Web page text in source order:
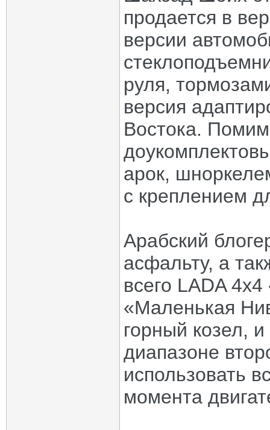
продается в
версии
руля,
версия
Востока.
арок,
с креплением
Арабский
асфальту, а
всего LADA
«Маленькая
горный козел,
диапазоне
использовать
момента